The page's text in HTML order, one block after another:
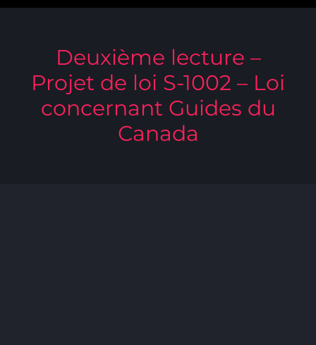
Deuxième lecture –
Projet de loi S-1002 – Loi
concernant Guides du
Canada